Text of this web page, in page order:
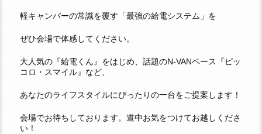
軽キャンパーの常識を覆す「最強の給電システム」を
ぜひ会場で体感してください。
大人気の『給電くん』をはじめ、話題のN-VANベース『ピッ
コロ・スマイル』など、
あなたのライフスタイルにぴったりの一台をご提案します！
会場でお待ちしております。道中お気をつけてお越しくださ
い！